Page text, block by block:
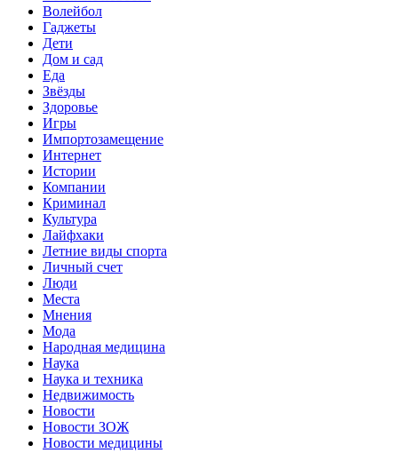
Волейбол
Гаджеты
Дети
Дом и сад
Еда
Звёзды
Здоровье
Игры
Импортозамещение
Интернет
Истории
Компании
Криминал
Культура
Лайфхаки
Летние виды спорта
Личный счет
Люди
Места
Мнения
Мода
Народная медицина
Наука
Наука и техника
Недвижимость
Новости
Новости ЗОЖ
Новости медицины